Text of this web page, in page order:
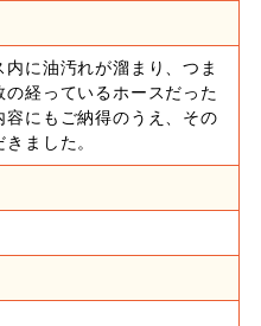
に油汚れが溜まり、つま
の経っているホースだった
にもご納得のうえ、その
ました。